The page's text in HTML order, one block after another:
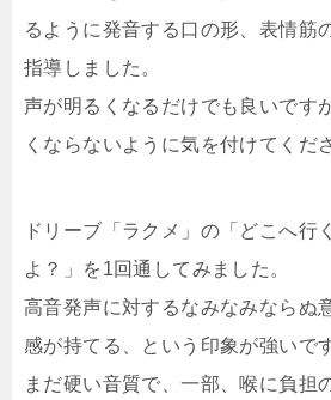
るように発音する口の形、表情筋
指導しました。
声が明るくなるだけでも良いです
くならないように気を付けてくだ
ドリーブ「ラクメ」の「どこへ行
よ？」を1回通してみました。
高音発声に対するなみなみならぬ
感が持てる、という印象が強いで
まだ硬い音質で、一部、喉に負担